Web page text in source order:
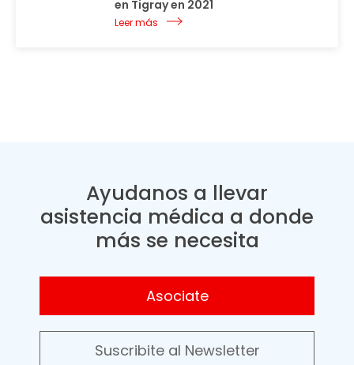
en Tigray en 2021
Leer más
Ayudanos a llevar
asistencia médica a donde
más se necesita
Asociate
Suscribite al Newsletter